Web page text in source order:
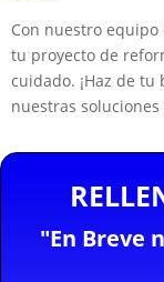
Con nuestro
tu proyecto de
cuidado. ¡Haz de
nuestras
"En Breve